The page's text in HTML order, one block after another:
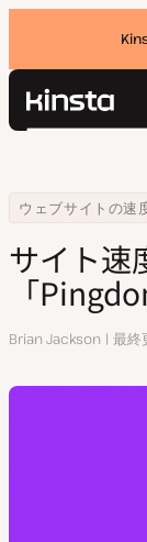
Kinsta®
価格設定
お問い合
検
Home
リソースセンター
ウェブサイトの速
サイト速度測定ツ
サイト速
「
執
Brian Jackson 最終